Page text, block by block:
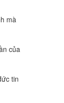
mà
của
tin